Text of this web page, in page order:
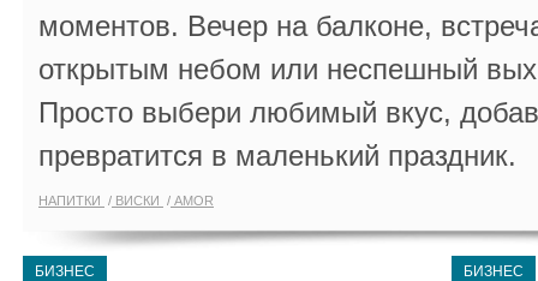
моментов. Вечер на балконе,
открытым небом или неспешный
Просто выбери любимый вкус,
превратится в маленький праздник.
НАПИТКИ ВИСКИ AMOR
БИЗНЕС БИЗНЕС